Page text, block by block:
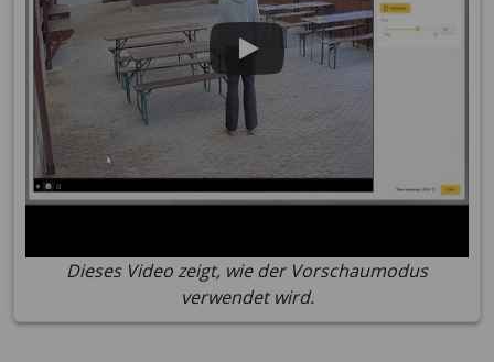
Dieses Video zeigt, wie der Vorschaumodus
verwendet wird.